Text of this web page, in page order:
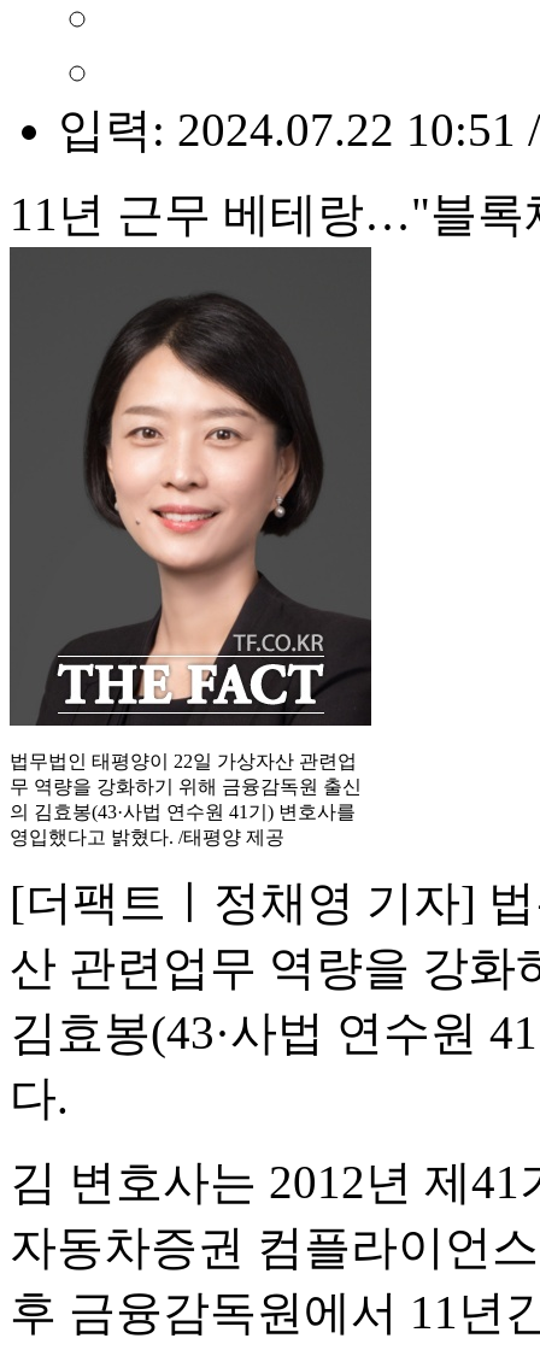
입력: 2024.07.22 10:51
11년 근무 베테랑…"블록
법무법인 태평양이 22일 가상자산 관련업
무 역량을 강화하기 위해 금융감독원 출신
의 김효봉(43·사법 연수원 41기) 변호사를
영입했다고 밝혔다. /태평양 제공
[더팩트ㅣ정채영 기자]
산 관련업무 역량을 강화
김효봉(43·사법 연수원
다.
김 변호사는 2012년 제
자동차증권 컴플라이언
후 금융감독원에서 11년